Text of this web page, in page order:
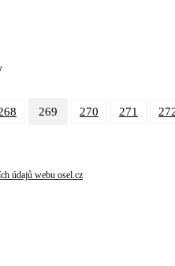
269 270 271
údajů webu osel.cz